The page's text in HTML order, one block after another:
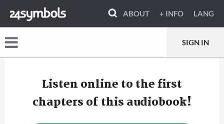
ABOUT + INFO LANG
SIGN IN
Listen online to the first
chapters of this audiobook!